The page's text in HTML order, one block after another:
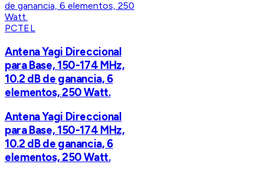
PCTEL
Antena Yagi Direccional
para Base, 150-174 MHz,
10.2 dB de ganancia, 6
elementos, 250 Watt.
Antena Yagi Direccional
para Base, 150-174 MHz,
10.2 dB de ganancia, 6
elementos, 250 Watt.